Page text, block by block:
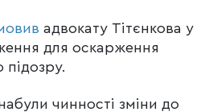
адвокату Тітєнкова у
для оскарження
чинності зміни до